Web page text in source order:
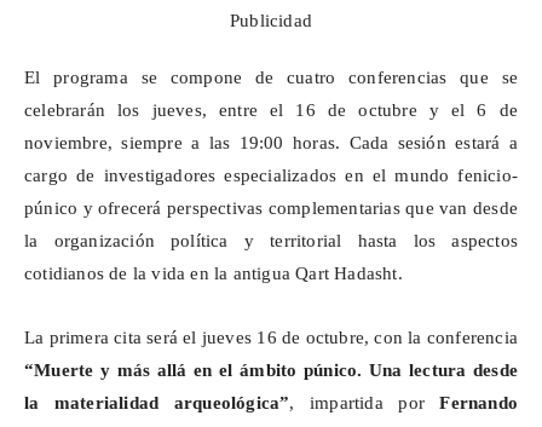
Publicidad
El programa se compone de cuatro conferencias que se
celebrarán los jueves, entre el 16 de octubre y el 6 de
noviembre, siempre a las 19:00 horas. Cada sesión estará a
cargo de investigadores especializados en el mundo fenicio-
púnico y ofrecerá perspectivas complementarias que van desde
la organización política y territorial hasta los aspectos
cotidianos de la vida en la antiguaQart Hadasht.
La primera cita será el jueves 16 de octubre, con la conferencia
“Muerte y más allá en el ámbito púnico. Una lectura desde
la materialidad arqueológica”, impartida porFernando